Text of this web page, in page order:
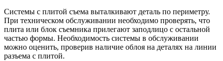
Системы с плитой съема выталкивают деталь по периметру.
При техническом обслуживании необходимо проверять, что
плита или блок съемника прилегают заподлицо с остальной
частью формы. Необходимость системы в обслуживании
можно оценить, проверив наличие облоя на деталях на линии
разъема с плитой.